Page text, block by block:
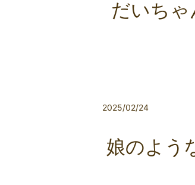
だいち
2025/02/24
娘のよう